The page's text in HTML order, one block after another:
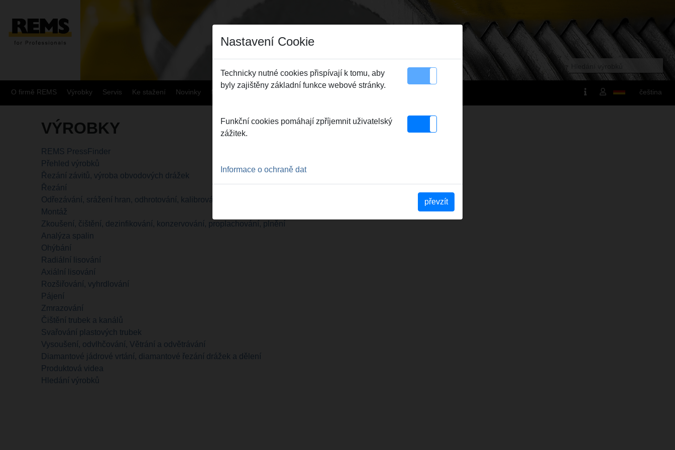
O firmě REMS Výrobky Servis Ke stažení Novinky Mapa plochy stránky čeština
VÝROBKY
REMS PressFinder
Přehled výrobků
Řezání závitů, výroba obvodových drážek
Řezání
Odřezávání, srážení hran, odhrotování, kalibrování
Montáž
Zkoušení, čištění, dezinfikování, konzervování, proplachování, plnění
Analýza spalin
Ohýbání
Radiální lisování
Axiální lisování
Rozšiřování, vyhrdlování
Pájení
Zmrazování
Čištění trubek a kanálů
Svařování plastových trubek
Vysoušení, odvlhčování, Větrání a odvětrávání
Diamantové jádrové vrtání, diamantové řezání drážek a dělení
Produktová videa
Hledání výrobků
Nastavení Cookie
Technicky nutné cookies přispívají k tomu, aby
byly zajištěny základní funkce webové stránky.
Funkční cookies pomáhají zpříjemnit uživatelský
zážitek.
Informace o ochraně dat
převzít